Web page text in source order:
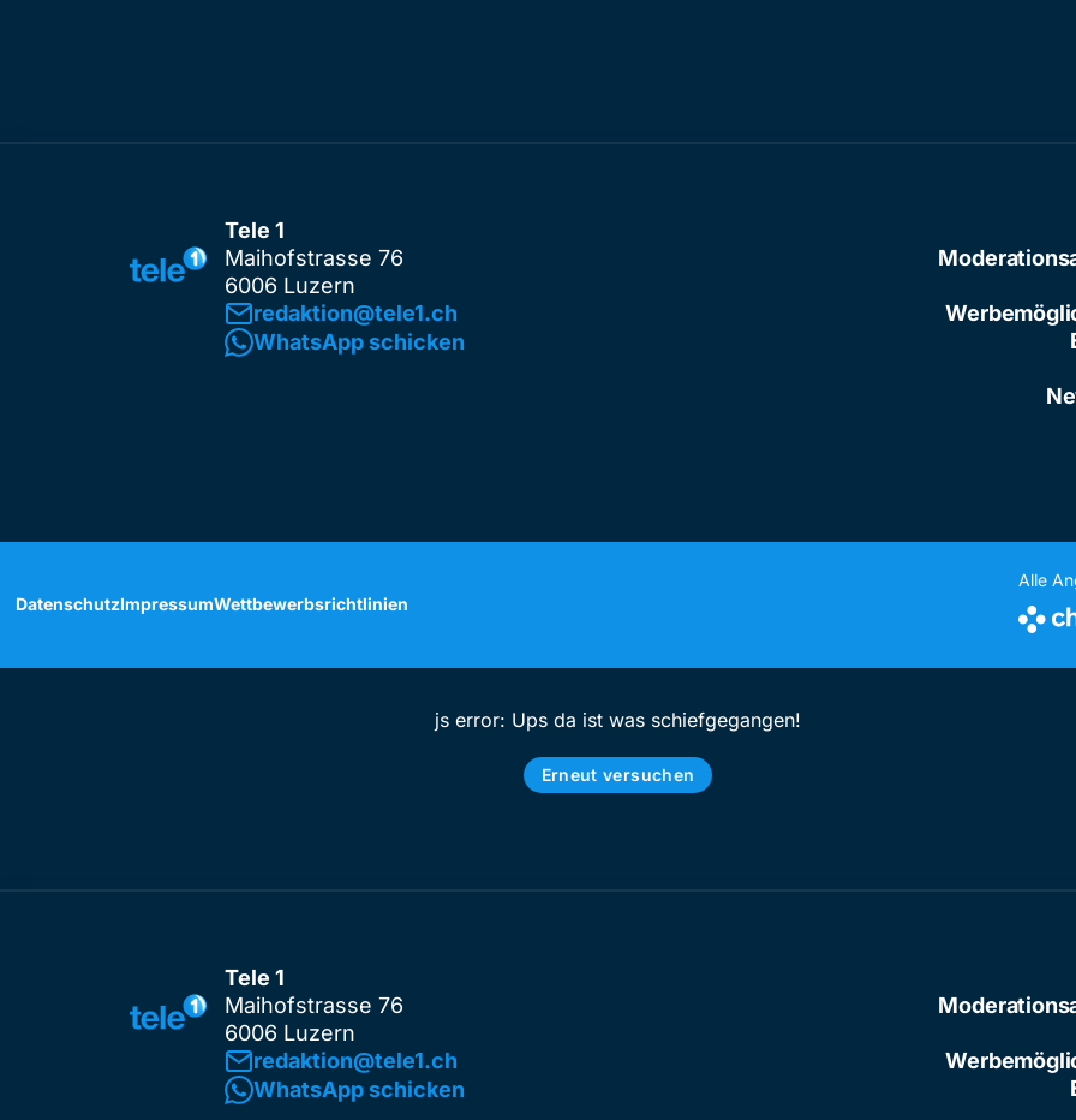
Tele 1
Maihofstrasse 76
6006 Luzern
redaktion@tele1.ch
WhatsApp schicken
DatenschutzImpressumWettbewerbsrichtlinien
Alle
js error: Ups da ist was schiefgegangen!
Erneut versuchen
Tele 1
Maihofstrasse 76
6006 Luzern
redaktion@tele1.ch
WhatsApp schicken